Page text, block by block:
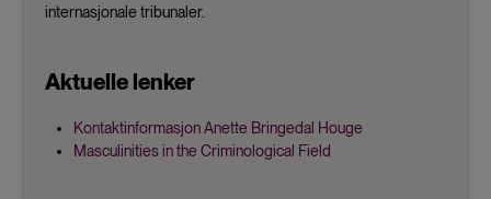
internasjonale tribunaler.
Aktuelle lenker
Kontaktinformasjon Anette Bringedal Houge
Masculinities in the Criminological Field